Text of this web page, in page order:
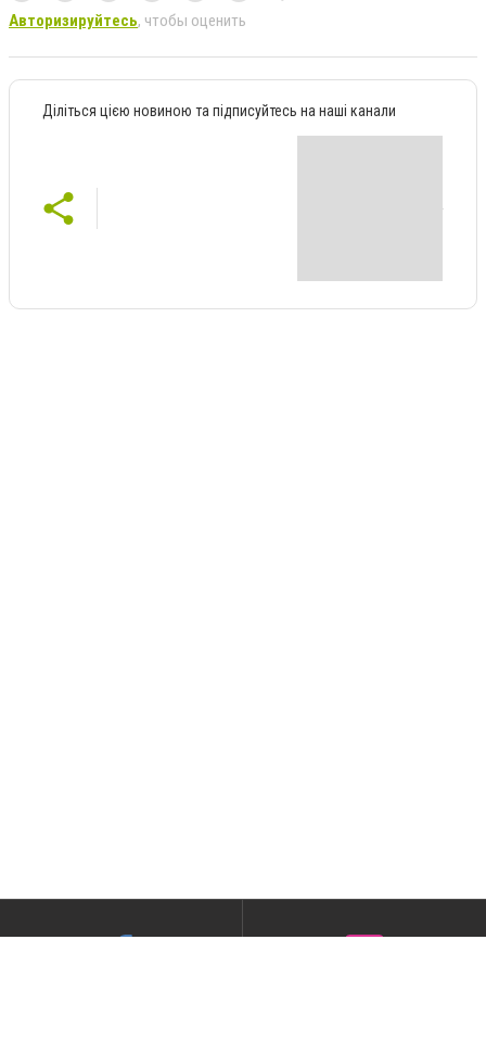
Авторизируйтесь, чтобы оценить
Діліться цією новиною та підписуйтесь на наші канали